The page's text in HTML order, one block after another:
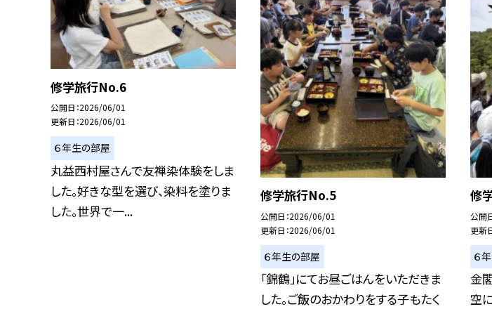
修学旅行No.6
公開日 2026/06/01
更新日 2026/06/01
６年生の部屋
丸益西村屋さんで友禅染体験をしま
した。好きな型を選び、染料を塗りま
した。世界で一...
修学旅行No.5
公開日 2026/06/01
更新日 2026/06/01
６年生の部屋
「錦鶴」にてお昼ごはんをいただきま
した。ご飯のおかわりをする子もたく
修
公開
更新
６
金
空